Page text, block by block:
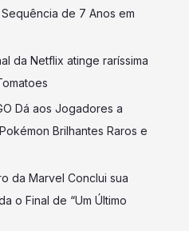
de 7 Anos em
da Netflix atinge raríssima
Dá aos Jogadores a
Brilhantes Raros e
da Marvel Conclui sua
o Final de “Um Último